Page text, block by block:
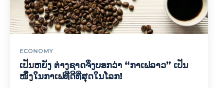
ECONOMY
ເປັນຫຍັງ ຕ່າງຊາດຈຶ່ງບອກວ່າ “ກາເຟລາວ” ເປັນ
ໜຶ່ງໃນກາເຟທີ່ດີທີ່ສຸດໃນໂລກ!